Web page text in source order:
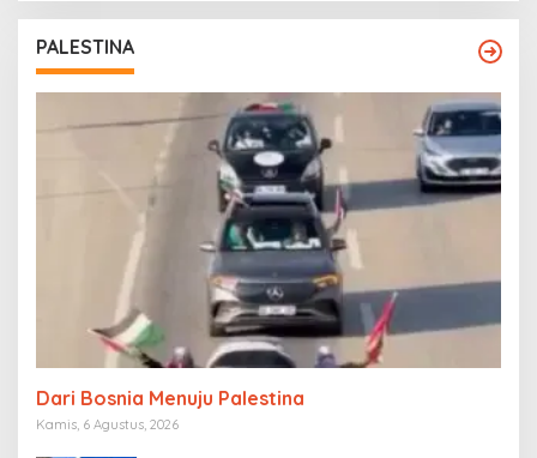
PALESTINA
Dari Bosnia Menuju Palestina
Kamis, 6 Agustus, 2026